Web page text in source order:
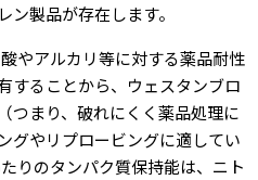
製品が存在します。
やアルカリ等に対する薬品耐性
することから、ウェスタンブロ
つまり、破れにくく薬品処理に
グやリプロービングに適してい
りのタンパク質保持能は、ニト